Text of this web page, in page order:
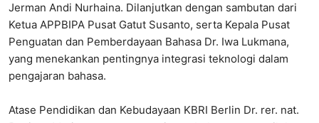
Jerman Andi Nurhaina. Dilanjutkan dengan sambutan dari
Ketua APPBIPA Pusat Gatut Susanto, serta Kepala Pusat
Penguatan dan Pemberdayaan Bahasa Dr. Iwa Lukmana,
yang menekankan pentingnya integrasi teknologi dalam
pengajaran bahasa.
Atase Pendidikan dan Kebudayaan KBRI Berlin Dr. rer. nat.